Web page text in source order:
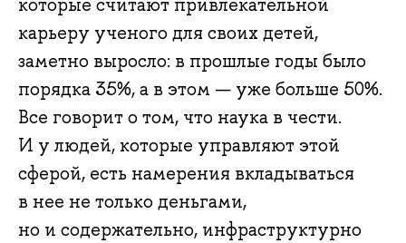
fursov-
o-
polozhenii-
rossiyskoy-
nauki-
v-
mire
которые считают привлекательной
карьеру ученого для своих детей,
заметно выросло: в прошлые годы было
порядка 35%, а в этом — уже больше 50%.
Все говорит о том, что наука в чести.
И у людей, которые управляют этой
сферой, есть намерения вкладываться
в нее не только деньгами,
но и содержательно, инфраструктурно